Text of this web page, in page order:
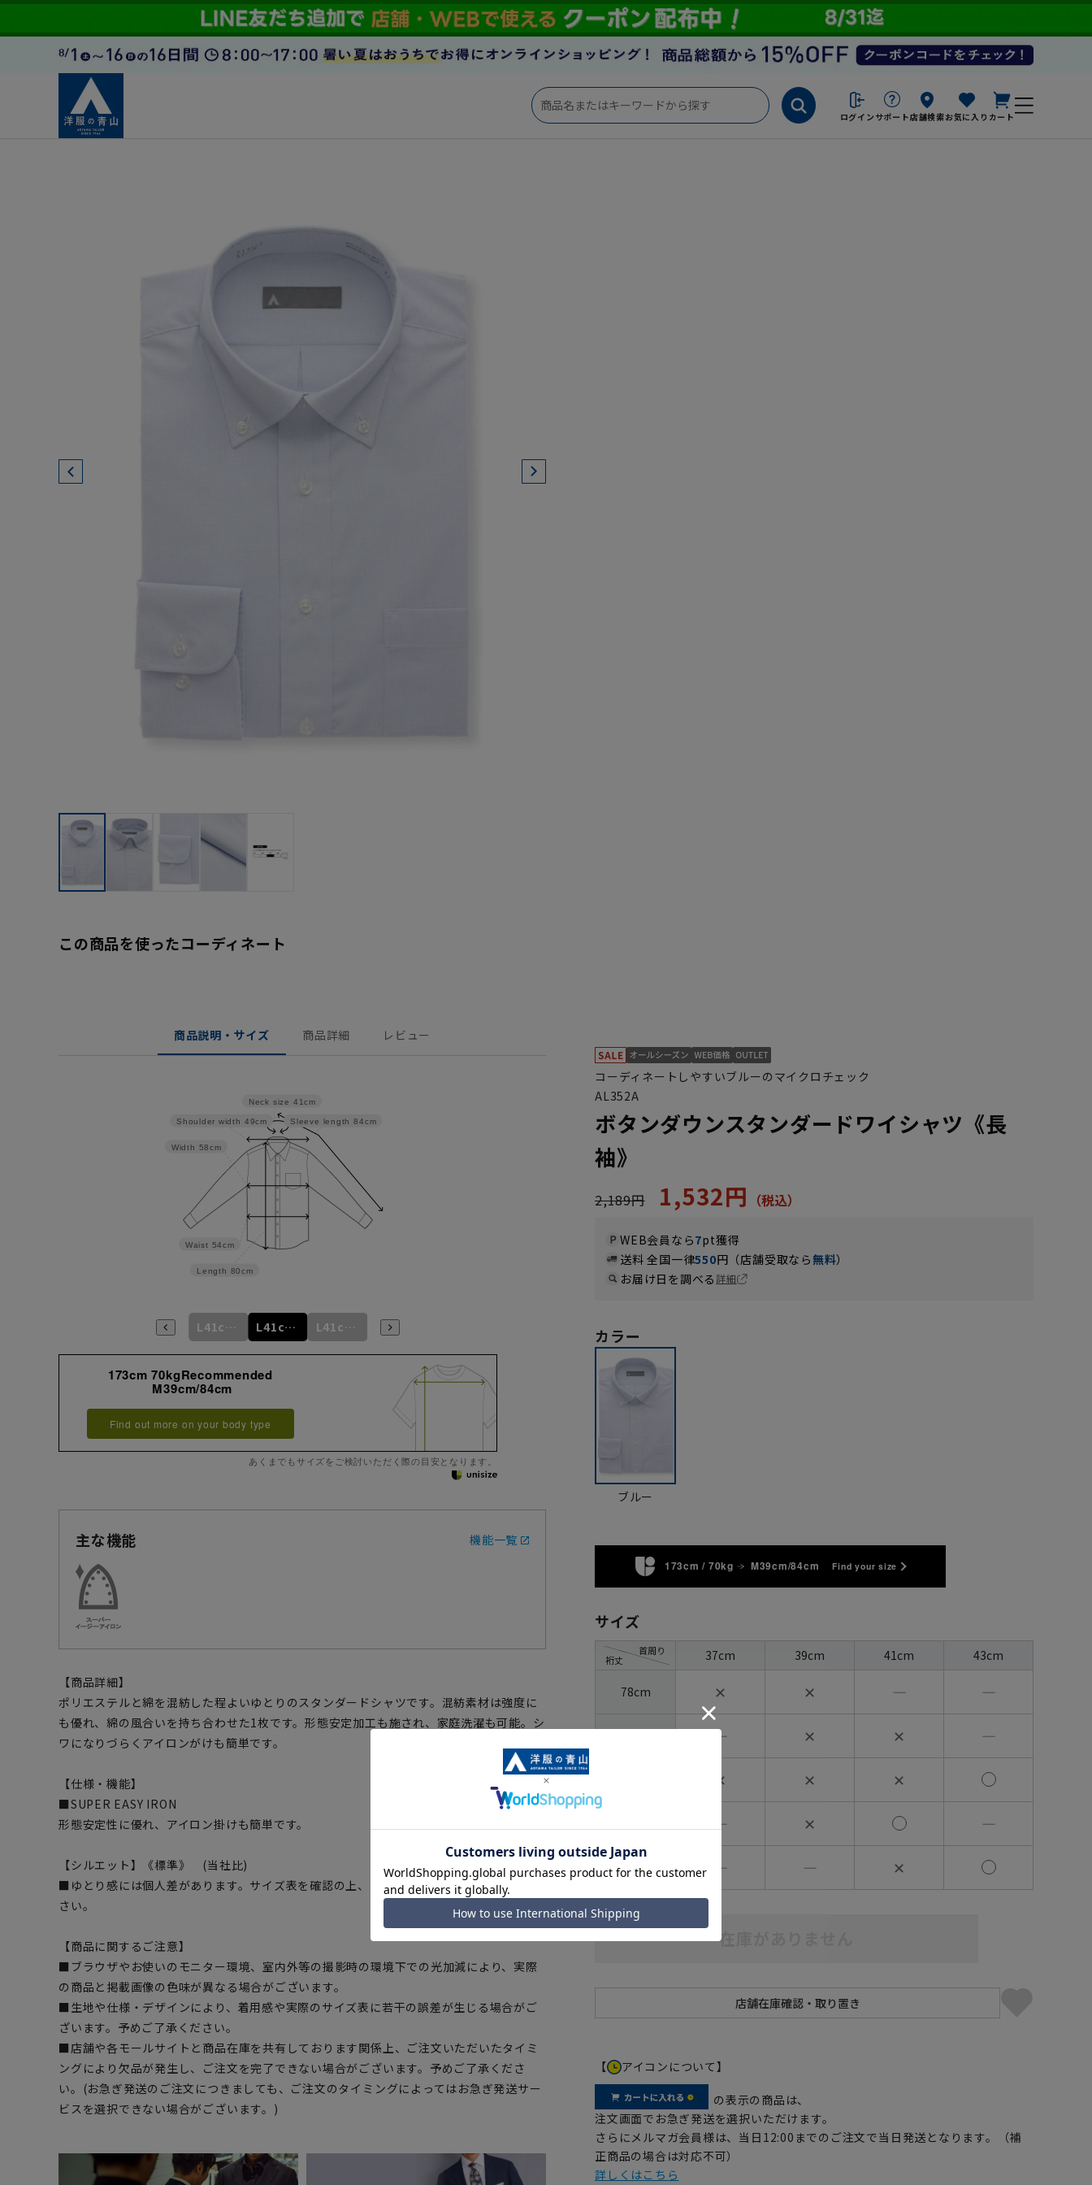
ログイン サポート店舗検索お気に入り カート
この商品を使ったコーディネート
商品説明・サイズ 商品詳細 レビュー
Sleeve length 84cm
Neck size 41cm
Length 80cm
Waist 54cm
Width 58cm
Shoulder width 49cm
L41cm/80cm L41cm/82cm L41cm/84cm L41cm/86cm
173cm 70kgRecommended
M39cm/84cm
Find out more on your body type
あくまでもサイズをご検討いただく際の目安となります。
主な機能 機能一覧
【商品詳細】
ポリエステルと綿を混紡した程よいゆとりのスタンダードシャツです。混紡素材は強度に
も優れ、綿の風合いを持ち合わせた1枚です。形態安定加工も施され、家庭洗濯も可能。シ
ワになりづらくアイロンがけも簡単です。
【仕様・機能】
■SUPER EASY IRON
形態安定性に優れ、アイロン掛けも簡単です。
【シルエット】《標準》 (当社比)
■ゆとり感には個人差があります。サイズ表を確認の上、ご購入の目安としてご利用くだ
さい。
【商品に関するご注意】
■ブラウザやお使いのモニター環境、室内外等の撮影時の環境下での光加減により、実際
の商品と掲載画像の色味が異なる場合がございます。
■生地や仕様・デザインにより、着用感や実際のサイズ表に若干の誤差が生じる場合がご
ざいます。予めご了承ください。
■店舗や各モールサイトと商品在庫を共有しております関係上、ご注文いただいたタイミ
ングにより欠品が発生し、ご注文を完了できない場合がございます。予めご了承くださ
い。(お急ぎ発送のご注文につきましても、ご注文のタイミングによってはお急ぎ発送サー
ビスを選択できない場合がございます。)
コーディネートしやすいブルーのマイクロチェック
AL352A
ボタンダウンスタンダードワイシャツ《長
袖》
2,189円 1,532円
WEB会員なら7pt獲得
送料 全国一律550円（店舗受取なら無料）
お届け日を調べる詳細
カラー
ブルー
173cm / 70kg M39cm/84cm Find your size
サイズ
裄丈
首周り 37cm 39cm 41cm 43cm
78cm ✕ ✕ ― ―
― ✕ ✕ ―
✕ ✕ ✕
― ✕ ―
86cm ― ― ✕
在庫がありません
【 アイコンについて】
の表示の商品は、
注文画面でお急ぎ発送を選択いただけます。
さらにメルマガ会員様は、当日12:00までのご注文で当日発送となります。（補
正商品の場合は対応不可）
詳しくはこちら